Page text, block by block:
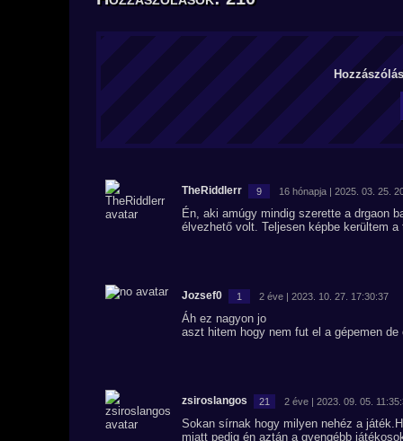
TheRiddlerr 9 16 hónapja | 2025. 03. 25.
Én, aki amúgy mindig szerette a drgaon
élvezhető volt. Teljesen képbe kerültem a
Jozsef0 1 2 éve | 2023. 10. 27. 17:30:37
Áh ez nagyon jo
aszt hitem hogy nem fut el a gépemen
zsiroslangos 21 2 éve | 2023. 09. 05.
Sokan sírnak hogy milyen nehéz a
miatt pedig én aztán a gyengébb